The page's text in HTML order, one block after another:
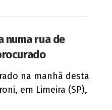
numa rua de
na manhã desta
em Limeira (SP),